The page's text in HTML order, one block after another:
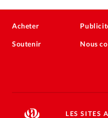
Acheter
Soutenir Nous
LES SITES